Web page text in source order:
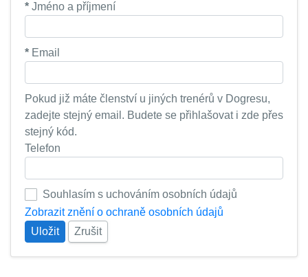
* Jméno a příjmení
* Email
Pokud již máte členství u jiných trenérů v Dogresu,
zadejte stejný email. Budete se přihlašovat i zde přes
stejný kód.
Telefon
Souhlasím s uchováním osobních údajů
Zobrazit znění o ochraně osobních údajů
Uložit
Zrušit